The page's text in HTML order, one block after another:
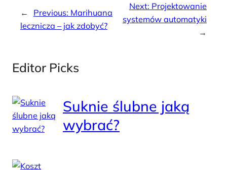
← Previous: Marihuana
lecznicza – jak zdobyć?
Next: Projektowanie
systemów automatyki
→
Editor Picks
Suknie ślubne jaką
wybrać?